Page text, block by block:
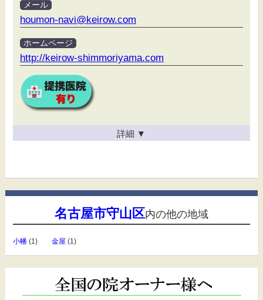
メール
houmon-navi@keirow.com
ホームページ
http://keirow-shimmoriyama.com
詳細 ▼
名古屋市守山区内の他の地域
小幡(1) 金屋 (1)